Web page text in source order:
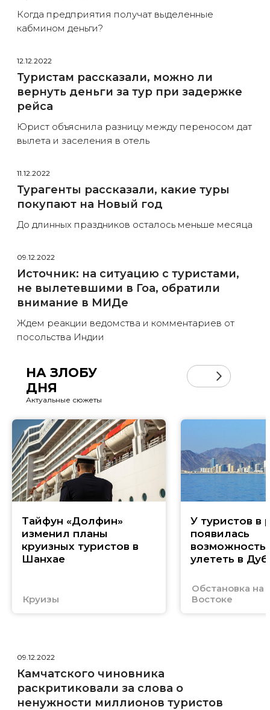
Когда предприятия получат выделенные
кабмином деньги?
12.12.2022
Туристам рассказали, можно ли
вернуть деньги за тур при задержке
рейса
Юрист объяснила разницу между переносом дат
вылета и заселения в отель
11.12.2022
Турагенты рассказали, какие туры
покупают на Новый год
До длинных праздников осталось меньше месяца
09.12.2022
Источник: на ситуацию с туристами,
не вылетевшими в Гоа, обратили
внимание в МИДе
Ждем реакции ведомства и комментариев от
посольства Индии
НА ЗЛОБУ
ДНЯ
Актуальные сюжеты
Тайфун «Долфин»
изменил планы
круизных туристов в
Шанхае
Круизы
У туристов в
появилась
улететь в
Обстановка
Востоке
09.12.2022
Камчатского чиновника
раскритиковали за слова о
ненужности миллионов туристов